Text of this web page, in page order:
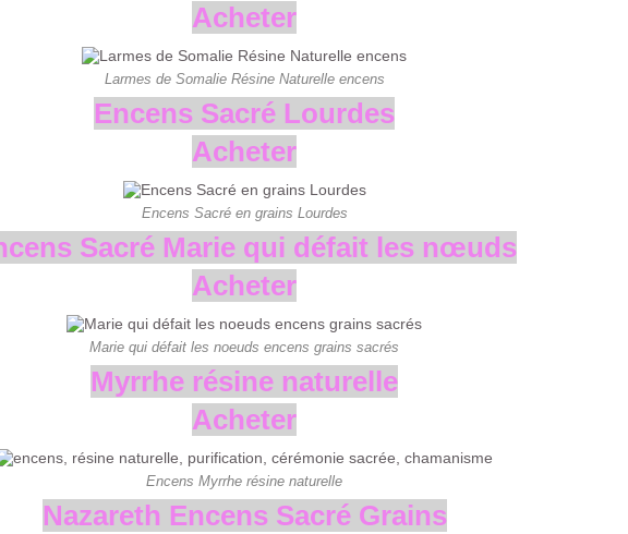
Acheter
Larmes de Somalie Résine Naturelle encens
Encens Sacré Lourdes
Acheter
Encens Sacré en grains Lourdes
Sacré Marie qui défait les nœuds
Acheter
Marie qui défait les noeuds encens grains sacrés
Myrrhe résine naturelle
Acheter
Encens Myrrhe résine naturelle
Nazareth Encens Sacré Grains